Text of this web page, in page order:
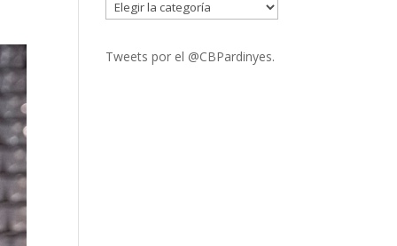
CATEGORIES
Tweets por el @CBPardinyes.